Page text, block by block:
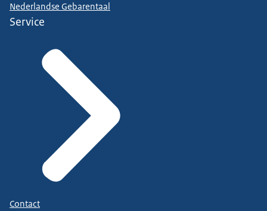
Nederlandse Gebarentaal
Service
Contact